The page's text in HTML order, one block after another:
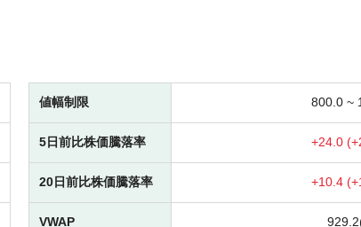
値幅制限 800.0 ~
5日前比株価騰落率 +24.0 (+
20日前比株価騰落率 +10.4 (+
VWAP